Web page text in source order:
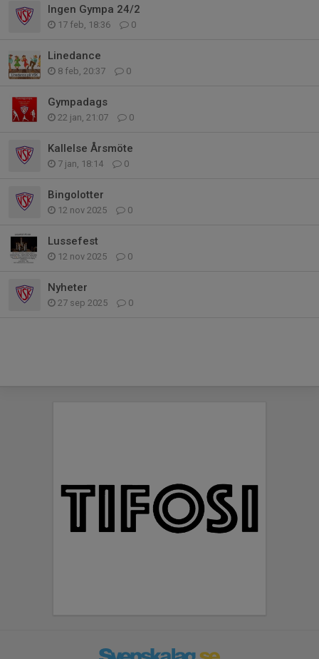
Ingen Gympa 24/2
17 feb, 18:36 0
Linedance
8 feb, 20:37 0
Gympadags
22 jan, 21:07 0
Kallelse Årsmöte
7 jan, 18:14 0
Bingolotter
12 nov 2025 0
Lussefest
12 nov 2025 0
Nyheter
27 sep 2025 0